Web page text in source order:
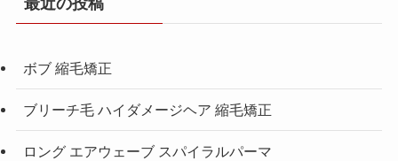
ボブ 縮毛矯正
ブリーチ毛 ハイダメージヘア 縮毛矯正
ロング エアウェーブ スパイラルパーマ